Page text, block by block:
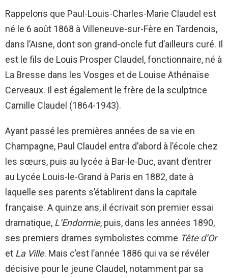
Rappelons que Paul-Louis-Charles-Marie Claudel est
né le 6 août 1868 à Villeneuve-sur-Fère en Tardenois,
dans l’Aisne, dont son grand-oncle fut d’ailleurs curé. Il
est le fils de Louis Prosper Claudel, fonctionnaire, né à
La Bresse dans les Vosges et de Louise Athénaïse
Cerveaux. Il est également le frère de la sculptrice
Camille Claudel (1864-1943).
Ayant passé les premières années de sa vie en
Champagne, Paul Claudel entra d’abord à l’école chez
les sœurs, puis au lycée à Bar-le-Duc, avant d’entrer
au Lycée Louis-le-Grand à Paris en 1882, date à
laquelle ses parents s’établirent dans la capitale
française. A quinze ans, il écrivait son premier essai
dramatique, L’Endormie, puis, dans les années 1890,
ses premiers drames symbolistes comme Tête d’Or
et La Ville. Mais c’est l’année 1886 qui va se révéler
décisive pour le jeune Claudel, notamment par sa